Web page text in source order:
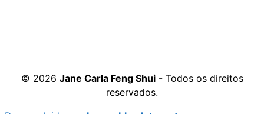
© 2026 Jane Carla Feng Shui- Todos os direitos
reservados.